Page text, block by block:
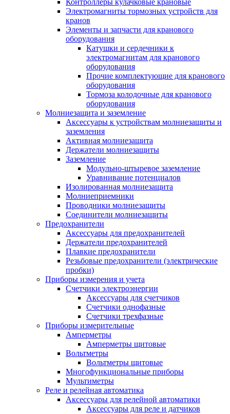
Контроллеры кулачковые крановые
Электромагниты тормозных устройств для
кранов
Элементы и запчасти для кранового
оборудования
Катушки и сердечники к
электромагнитам для кранового
оборудования
Прочие комплектующие для кранового
оборудования
Тормоза колодочные для кранового
оборудования
Молниезащита и заземление
Аксессуары к устройствам молниезащиты и
заземления
Активная молниезащита
Держатели молниезащиты
Заземление
Модульно-штыревое заземление
Уравнивание потенциалов
Изолированная молниезащита
Молниеприемники
Проводники молниезащиты
Соединители молниезащиты
Предохранители
Аксессуары для предохранителей
Держатели предохранителей
Плавкие предохранители
Резьбовые предохранители (электрические
пробки)
Приборы измерения и учета
Счетчики электроэнергии
Аксессуары для счетчиков
Счетчики однофазные
Счетчики трехфазные
Приборы измерительные
Амперметры
Амперметры щитовые
Вольтметры
Вольтметры щитовые
Многофункциональные приборы
Мультиметры
Реле и релейная автоматика
Аксессуары для релейной автоматики
Аксессуары для реле и датчиков